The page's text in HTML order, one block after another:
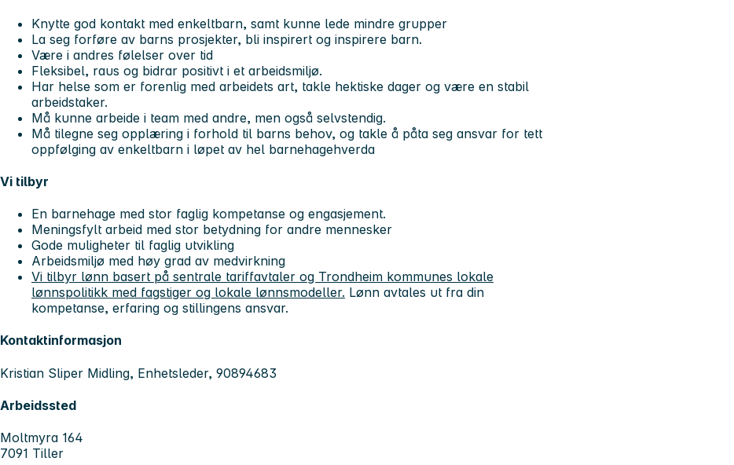
Knytte god kontakt med enkeltbarn, samt kunne lede mindre grupper
La seg forføre av barns prosjekter, bli inspirert og inspirere barn.
Være i andres følelser over tid
Fleksibel, raus og bidrar positivt i et arbeidsmiljø.
Har helse som er forenlig med arbeidets art, takle hektiske dager og være en stabil
arbeidstaker.
Må kunne arbeide i team med andre, men også selvstendig.
Må tilegne seg opplæring i forhold til barns behov, og takle å påta seg ansvar for tett
oppfølging av enkeltbarn i løpet av hel barnehagehverda
Vi tilbyr
En barnehage med stor faglig kompetanse og engasjement.
Meningsfylt arbeid med stor betydning for andre mennesker
Gode muligheter til faglig utvikling
Arbeidsmiljø med høy grad av medvirkning
Vi tilbyr lønn basert på sentrale tariffavtaler og Trondheim kommunes lokale
lønnspolitikk med fagstiger og lokale lønnsmodeller. Lønn avtales ut fra din
kompetanse, erfaring og stillingens ansvar.
Kontaktinformasjon
Kristian Sliper Midling, Enhetsleder, 90894683
Arbeidssted
Moltmyra 164
7091 Tiller